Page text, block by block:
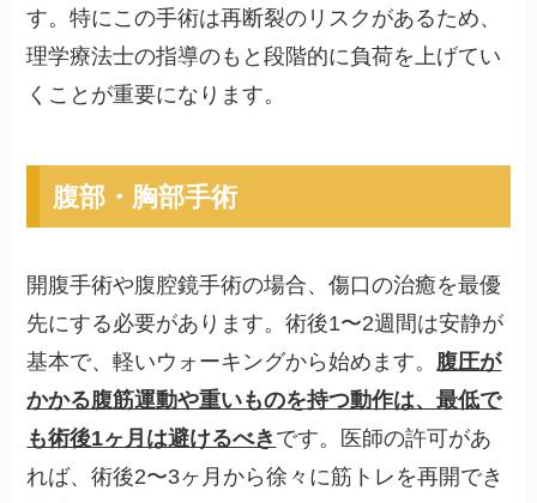
す。特にこの手術は再断裂のリスクがあるため、
理学療法士の指導のもと段階的に負荷を上げてい
くことが重要になります。
腹部・胸部手術
開腹手術や腹腔鏡手術の場合、傷口の治癒を最優
先にする必要があります。術後1〜2週間は安静が
基本で、軽いウォーキングから始めます。 腹圧が
かかる腹筋運動や重いものを持つ動作は、最低で
も術後1ヶ月は避けるべき です。医師の許可があ
れば、術後2〜3ヶ月から徐々に筋トレを再開でき